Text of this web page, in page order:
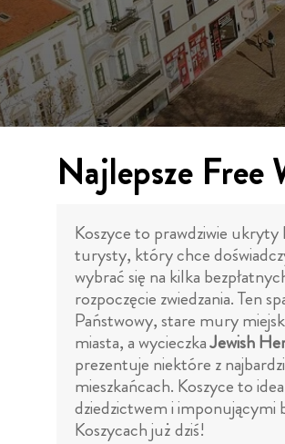
Najlepsze Free
Koszyce to prawdziwie
turysty, który chce
wybrać się na kilka
rozpoczęcie zwiedzania. Ten
Państwowy, stare mury
miasta, a wycieczkaJewish
prezentuje niektóre z
mieszkańcach. Koszyce to
dziedzictwem i imponującymi
Koszycach już dziś!